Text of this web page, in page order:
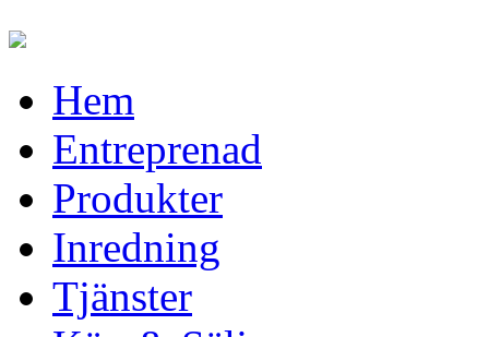
Hem
Entreprenad
Produkter
Inredning
Tjänster